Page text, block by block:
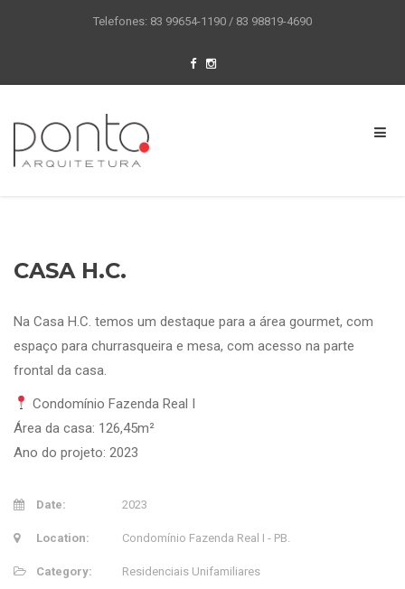
Telefones: 83 99654-1190 / 83 98819-4690
CASA H.C.
Na Casa H.C. temos um destaque para a área gourmet, com
espaço para churrasqueira e mesa, com acesso na parte
frontal da casa.
Condomínio Fazenda Real I
Área da casa: 126,45m²
Ano do projeto: 2023
Date: 2023
Location: Condomínio Fazenda Real I - PB.
Category: Residenciais Unifamiliares